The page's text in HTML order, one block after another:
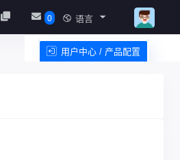
0 语言
用户中心 / 产品配置